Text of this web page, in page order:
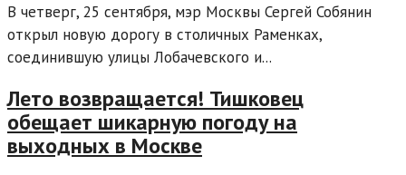
В четверг, 25 сентября, мэр Москвы Сергей Собянин
открыл новую дорогу в столичных Раменках,
соединившую улицы Лобачевского и...
Лето возвращается! Тишковец
обещает шикарную погоду на
выходных в Москве